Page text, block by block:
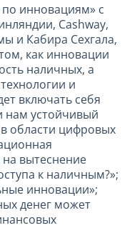
по инновациям» с
Cashway,
и Кабира Сехгала,
как инновации
наличных, а
и
включать себя
нам устойчивый
области цифровых
вытеснение
к наличным?»;
инновации»;
денег может